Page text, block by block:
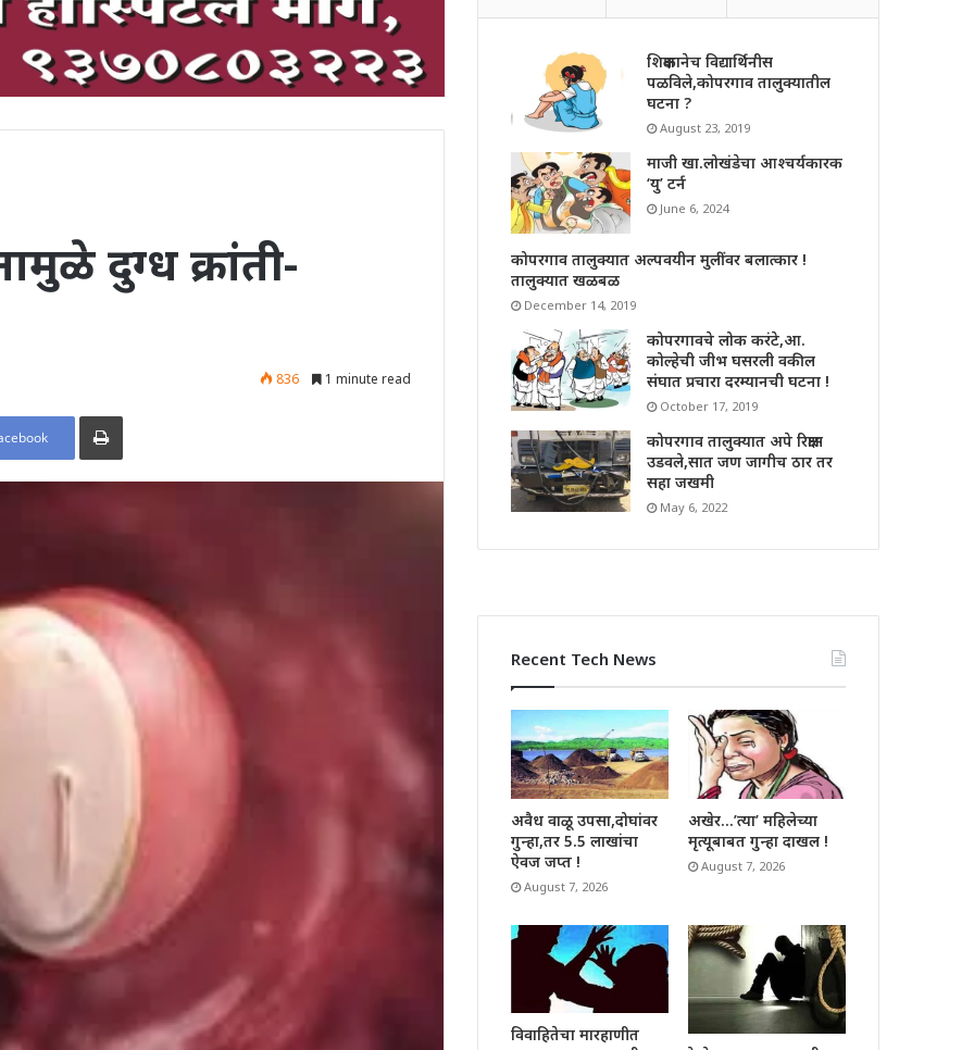
दुग्ध क्रांती-
836 1 minute read
Print
शिक्षकानेच विद्यार्थिनीस
पळविले,कोपरगाव तालुक्यातील
घटना ?
August 23, 2019
माजी खा.लोखंडेचा आश्चर्यकारक
‘यु’ टर्न
June 6, 2024
कोपरगाव तालुक्यात अल्पवयीन मुलींवर बलात्कार !
तालुक्यात खळबळ
December 14, 2019
कोपरगावचे लोक करंटे,आ.
कोल्हेची जीभ घसरली वकील
संघात प्रचारा दरम्यानची घटना !
October 17, 2019
कोपरगाव तालुक्यात अपे रिक्षास
उडवले,सात जण जागीच ठार तर
सहा जखमी
May 6, 2022
Recent Tech News
अवैध वाळू उपसा,दोघांवर
गुन्हा,तर 5.5 लाखांचा
ऐवज जप्त !
August 7, 2026
अखेर…’त्या’ महिलेच्या
मृत्यूबाबत गुन्हा दाखल !
August 7, 2026
विवाहितेचा मारहाणीत